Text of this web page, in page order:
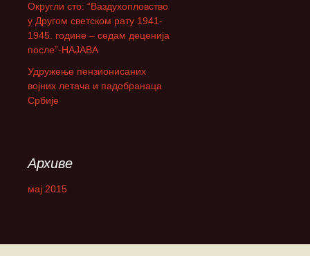
а
:
Округли сто: “Ваздухопловство
у Другом светском рату 1941-
1945. године – седам деценија
после”-НАЈАВА
Удружење пензионисаних
војних летача и падобранаца
Србије
Архиве
мај 2015